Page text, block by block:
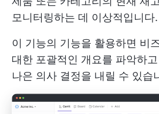
모니터링하는 데 이상적입니다.
이 기능의 기능을 활용하면 비
대한 포괄적인 개요를 파악하
나은 의사 결정을 내릴 수 있습